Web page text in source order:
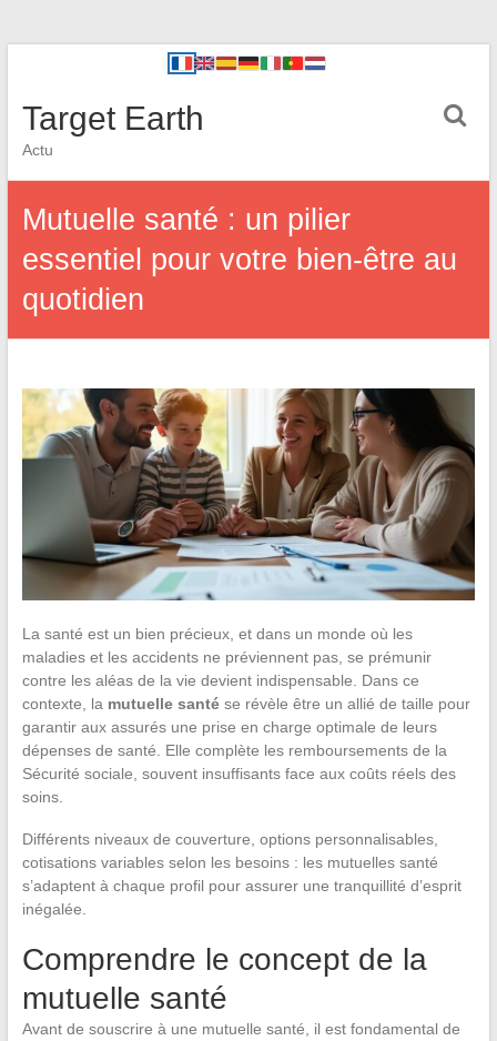
Target Earth
Actu
Mutuelle santé : un pilier
essentiel pour votre bien-être au
quotidien
La santé est un bien précieux, et dans un monde où les
maladies et les accidents ne préviennent pas, se prémunir
contre les aléas de la vie devient indispensable. Dans ce
contexte, la mutuelle santése révèle être un allié de taille pour
garantir aux assurés une prise en charge optimale de leurs
dépenses de santé. Elle complète les remboursements de la
Sécurité sociale, souvent insuffisants face aux coûts réels des
soins.
Différents niveaux de couverture, options personnalisables,
cotisations variables selon les besoins : les mutuelles santé
s’adaptent à chaque profil pour assurer une tranquillité d’esprit
inégalée.
Comprendre le concept de la
mutuelle santé
Avant de souscrire à une mutuelle santé, il est fondamental de